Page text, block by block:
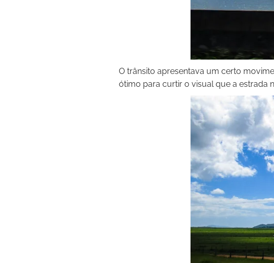
O trânsito apresentava um certo
ótimo para curtir o visual que a estrada